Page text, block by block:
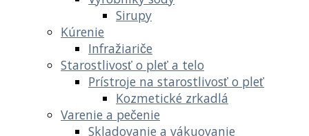
Sirupy
Kúrenie
Infražiariče
Starostlivosť o pleť a telo
Prístroje na starostlivosť o pleť
Kozmetické zrkadlá
Varenie a pečenie
Skladovanie a vákuovanie